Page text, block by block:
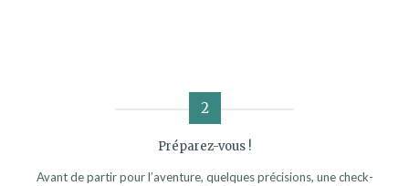
2
Préparez-vous !
Avant de partir pour l’aventure, quelques précisions, une check-